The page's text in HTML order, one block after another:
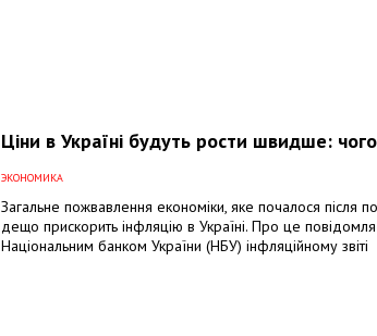
Ціни в Україні будуть рости швидше:
ЭКОНОМИКА
Загальне пожвавлення економіки, яке почалося після
дещо прискорить інфляцію в Україні. Про це
Національним банком України (НБУ) інфляційному звіті